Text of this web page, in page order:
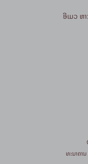
ອີເມວ ຫາ:
ທະນາຄາ